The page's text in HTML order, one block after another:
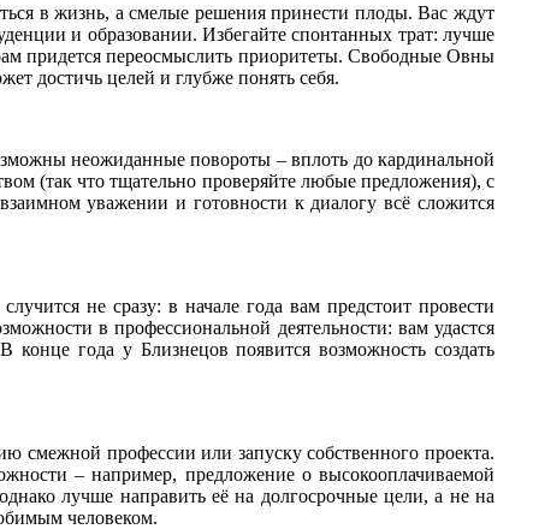
в жизнь, а смелые решения принести плоды. Вас ждут
и образовании. Избегайте спонтанных трат: лучше
придется переосмыслить приоритеты. Свободные Овны
достичь целей и глубже понять себя.
неожиданные повороты – вплоть до кардинальной
(так что тщательно проверяйте любые предложения), с
уважении и готовности к диалогу всё сложится
не сразу: в начале года вам предстоит провести
в профессиональной деятельности: вам удастся
года у Близнецов появится возможность создать
смежной профессии или запуску собственного проекта.
– например, предложение о высокооплачиваемой
лучше направить её на долгосрочные цели, а не на
человеком.